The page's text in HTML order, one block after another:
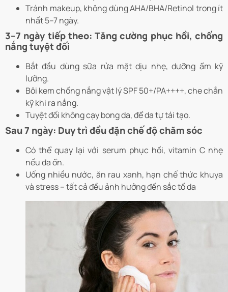
Tránh makeup, không dùng AHA/BHA/Retinol trong ít
nhất 5–7 ngày.
3–7 ngày tiếp theo: Tăng cường phục hồi, chống
nắng tuyệt đối
Bắt đầu dùng sữa rửa mặt dịu nhẹ, dưỡng ẩm kỹ
lưỡng.
Bôi kem chống nắng vật lý SPF 50+/PA++++, che chắn
kỹ khi ra nắng.
Tuyệt đối không cạy bong da, để da tự tái tạo.
Sau 7 ngày: Duy trì đều đặn chế độ chăm sóc
Có thể quay lại với serum phục hồi, vitamin C nhẹ
nếu da ổn.
Uống nhiều nước, ăn rau xanh, hạn chế thức khuya
và stress – tất cả đều ảnh hưởng đến sắc tố da